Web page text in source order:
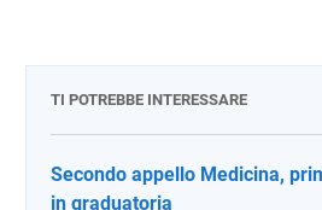
TI POTREBBE INTERESSARE
Secondo appello Medicina,
in graduatoria